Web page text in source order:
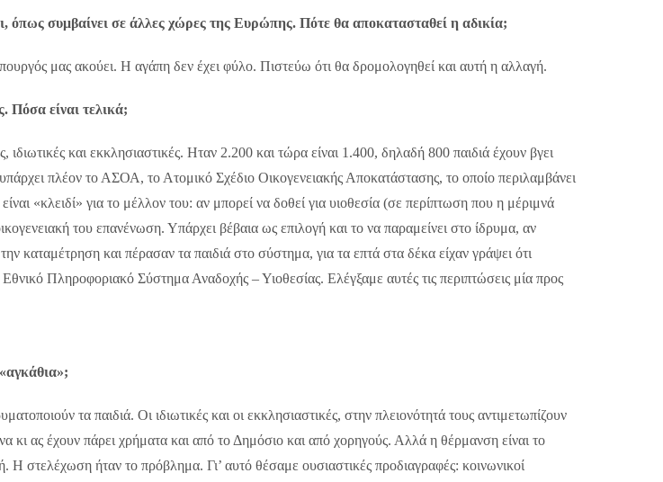
όπως συμβαίνει σε άλλες χώρες της Ευρώπης. Πότε θα αποκατασταθεί η αδικία;
μας ακούει. Η αγάπη δεν έχει φύλο. Πιστεύω ότι θα δρομολογηθεί και αυτή η αλλαγή.
Πόσα είναι τελικά;
και εκκλησιαστικές. Ηταν 2.200 και τώρα είναι 1.400, δηλαδή 800 παιδιά έχουν βγει
πλέον το ΑΣΟΑ, το Ατομικό Σχέδιο Οικογενειακής Αποκατάστασης, το οποίο περιλαμβάνει
«κλειδί» για το μέλλον του: αν μπορεί να δοθεί για υιοθεσία (σε περίπτωση που η μέριμνά
του επανένωση. Υπάρχει βέβαια ως επιλογή και το να παραμείνει στο ίδρυμα, αν
καταμέτρηση και πέρασαν τα παιδιά στο σύστημα, για τα επτά στα δέκα είχαν γράψει ότι
Πληροφοριακό Σύστημα Αναδοχής – Υιοθεσίας. Ελέγξαμε αυτές τις περιπτώσεις μία προς
τα παιδιά. Οι ιδιωτικές και οι εκκλησιαστικές, στην πλειονότητά τους αντιμετωπίζουν
ας έχουν πάρει χρήματα και από το Δημόσιο και από χορηγούς. Αλλά η θέρμανση είναι το
στελέχωση ήταν το πρόβλημα. Γι’ αυτό θέσαμε ουσιαστικές προδιαγραφές: κοινωνικοί